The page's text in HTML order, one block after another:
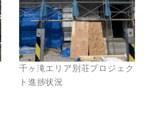
千ヶ滝エリア別荘プロジェク
ト進捗状況